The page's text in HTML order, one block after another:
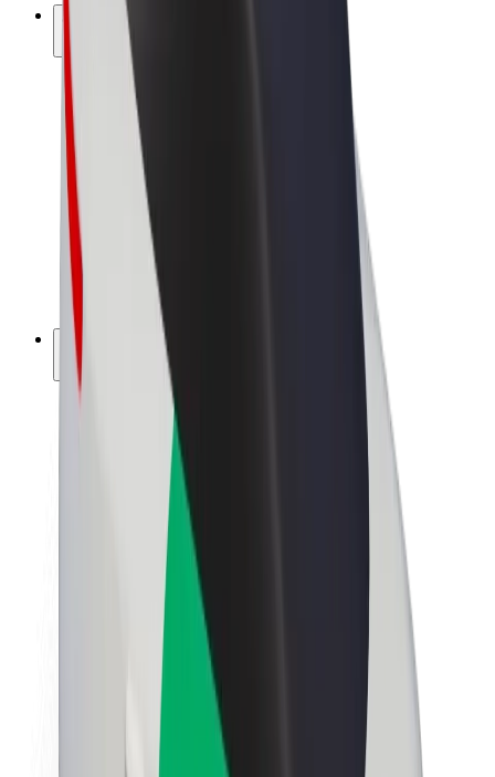
გამოიმუშავე Bolt-თან ერთად
მძღოლები
მძღოლის შემოსავლები
კურიერები
კურიერის შემოსავლები
Bolt Food პარტნიორები
ავტოპარკები
ფრენჩაიზი
კომპანია
ვაკანსიები
Bolt-ის შესახებ
Bolt და ეკომეგობრულობა
ნულოვანი პროექტი
სიახლეები
ბრენდის გზამკვლევი
ინვესტორებთან ურთიერთობა
ლიდერობა